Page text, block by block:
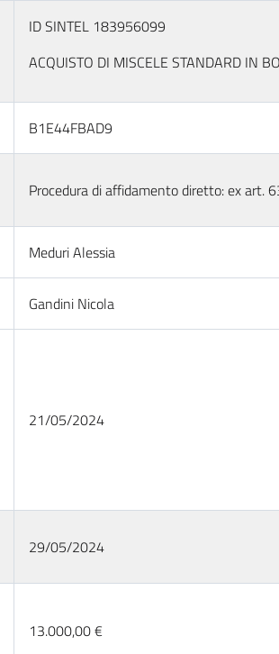
ID SINTEL 183956099
ACQUISTO DI MISCELE STANDARD IN
B1E44FBAD9
Procedura di affidamento diretto: ex art.
Meduri Alessia
Gandini Nicola
21/05/2024
29/05/2024
13.000,00 €